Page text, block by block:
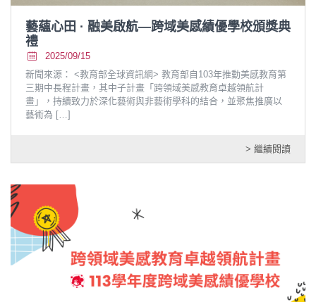
藝蘊心田 · 融美啟航—跨域美感績優學校頒獎典
禮
2025/09/15
新聞來源： <教育部全球資訊網> 教育部自103年推動美感教育第
三期中長程計畫，其中子計畫「跨領域美感教育卓越領航計
畫」，持續致力於深化藝術與非藝術學科的結合，並聚焦推廣以
藝術為 […]
> 繼續閱讀